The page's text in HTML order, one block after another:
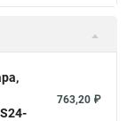
763,20 ₽